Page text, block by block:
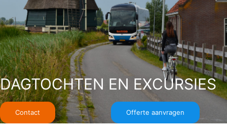
DAGTOCHTEN EN EXCURSIES
Contact Offerte aanvragen